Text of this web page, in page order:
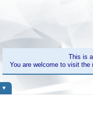
This is
You are welcome to visit